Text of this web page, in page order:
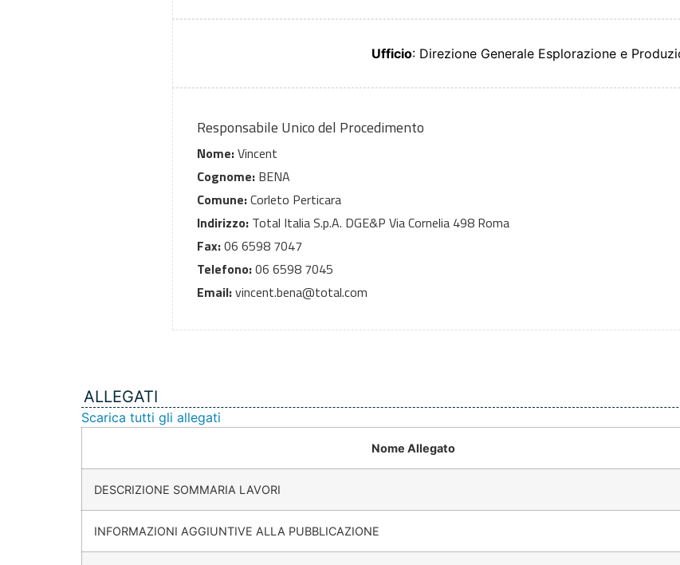
Ufficio: Direzione Generale Esplorazione e
Responsabile Unico del Procedimento
Nome:Vincent
Cognome: BENA
Comune:Corleto Perticara
Indirizzo: Total Italia S.p.A. DGE&P Via Cornelia 498 Roma
Fax:06 6598 7047
Telefono:06 6598 7045
Email:vincent.bena@total.com
ALLEGATI
Scarica tutti gli allegati
Nome Allegato
DESCRIZIONE SOMMARIA LAVORI
INFORMAZIONI AGGIUNTIVE ALLA PUBBLICAZIONE